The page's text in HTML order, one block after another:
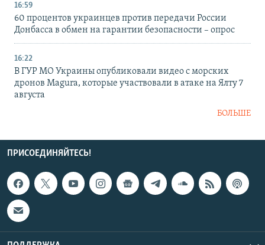
16:59
60 процентов украинцев против передачи России
Донбасса в обмен на гарантии безопасности – опрос
16:22
В ГУР МО Украины опубликовали видео с морских
дронов Magura, которые участвовали в атаке на Ялту 7
августа
БОЛЬШЕ
ПРИСОЕДИНЯЙТЕСЬ!